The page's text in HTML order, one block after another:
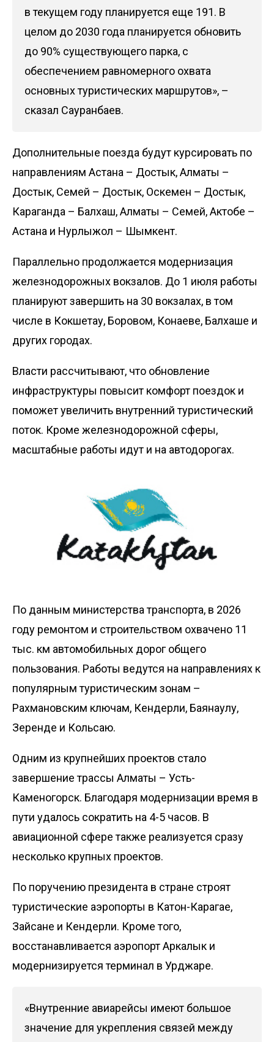
в текущем году планируется еще 191. В
целом до 2030 года планируется обновить
до 90% существующего парка, с
обеспечением равномерного охвата
основных туристических маршрутов», –
сказал Сауранбаев.
Дополнительные поезда будут курсировать по
направлениям Астана – Достык, Алматы –
Достык, Семей – Достык, Оскемен – Достык,
Караганда – Балхаш, Алматы – Семей, Актобе –
Астана и Нурлыжол – Шымкент.
Параллельно продолжается модернизация
железнодорожных вокзалов. До 1 июля работы
планируют завершить на 30 вокзалах, в том
числе в Кокшетау, Боровом, Конаеве, Балхаше и
других городах.
Власти рассчитывают, что обновление
инфраструктуры повысит комфорт поездок и
поможет увеличить внутренний туристический
поток. Кроме железнодорожной сферы,
масштабные работы идут и на автодорогах.
По данным министерства транспорта, в 2026
году ремонтом и строительством охвачено 11
тыс. км автомобильных дорог общего
пользования. Работы ведутся на направлениях к
популярным туристическим зонам –
Рахмановским ключам, Кендерли, Баянаулу,
Зеренде и Кольсаю.
Одним из крупнейших проектов стало
завершение трассы Алматы – Усть-
Каменогорск. Благодаря модернизации время в
пути удалось сократить на 4-5 часов. В
авиационной сфере также реализуется сразу
несколько крупных проектов.
По поручению президента в стране строят
туристические аэропорты в Катон-Карагае,
Зайсане и Кендерли. Кроме того,
восстанавливается аэропорт Аркалык и
модернизируется терминал в Урджаре.
«Внутренние авиарейсы имеют большое
значение для укрепления связей между